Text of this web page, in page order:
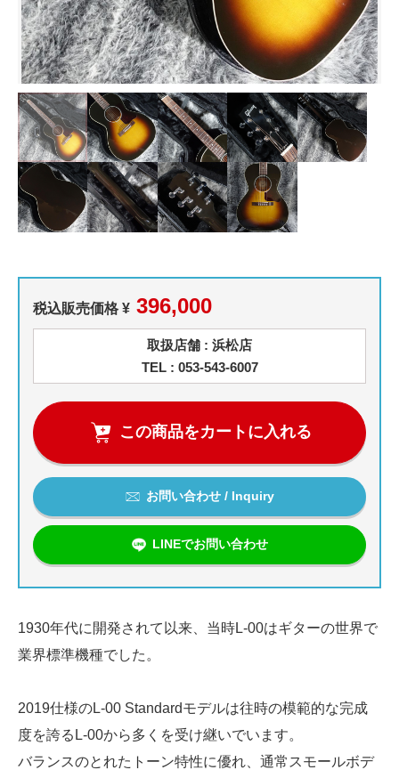
税込販売価格 ¥ 396,000
取扱店舗 : 浜松店
TEL : 053-543-6007
この商品をカートに入れる
お問い合わせ / Inquiry
LINEでお問い合わせ
1930年代に開発されて以来、当時L-00はギターの世界で
業界標準機種でした。
2019仕様のL-00 Standardモデルは往時の模範的な完成
度を誇るL-00から多くを受け継いでいます。
バランスのとれたトーン特性に優れ、通常スモールボデ